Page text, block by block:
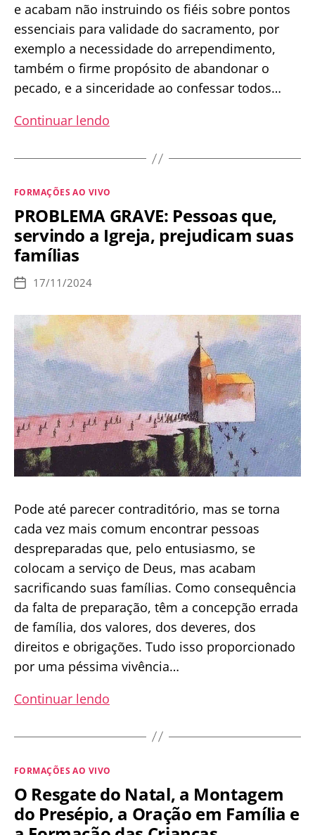
e acabam não instruindo os fiéis sobre pontos
essenciais para validade do sacramento, por
exemplo a necessidade do arrependimento,
também o firme propósito de abandonar o
pecado, e a sinceridade ao confessar todos…
Continuar lendo
Muitas
estão
sendo
inválidas,
Categorias
FORMAÇÕES AO VIVO
PROBLEMA GRAVE: Pessoas que,
servindo a Igreja, prejudicam suas
famílias
Data
publicação
17/11/2024
Pode até parecer contraditório, mas se torna
cada vez mais comum encontrar pessoas
despreparadas que, pelo entusiasmo, se
colocam a serviço de Deus, mas acabam
sacrificando suas famílias. Como consequência
da falta de preparação, têm a concepção errada
de família, dos valores, dos deveres, dos
direitos e obrigações. Tudo isso proporcionado
por uma péssima vivência…
Continuar lendo
Pessoas
servindo
a
Igreja,
Categorias
FORMAÇÕES AO VIVO
O Resgate do Natal, a Montagem
do Presépio, a Oração em Família e